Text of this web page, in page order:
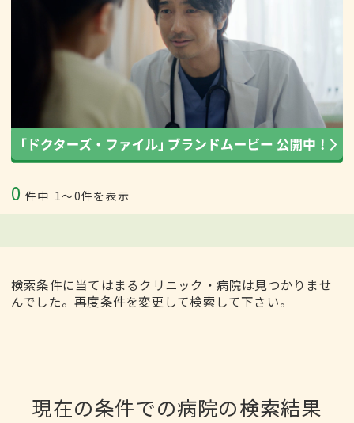
0 件中 1〜0件を表示
検索条件に当てはまるクリニック・病院は見つかりませ
んでした。再度条件を変更して検索して下さい。
現在の条件での病院の検索結果